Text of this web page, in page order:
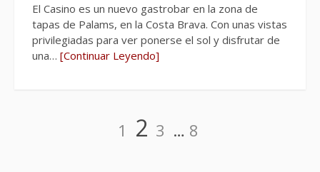
El Casino es un nuevo gastrobar en la zona de
tapas de Palams, en la Costa Brava. Con unas vistas
privilegiadas para ver ponerse el sol y disfrutar de
una… [Continuar Leyendo]
NavegaciónPágina
1 Página
2 Página
3 … Página
8